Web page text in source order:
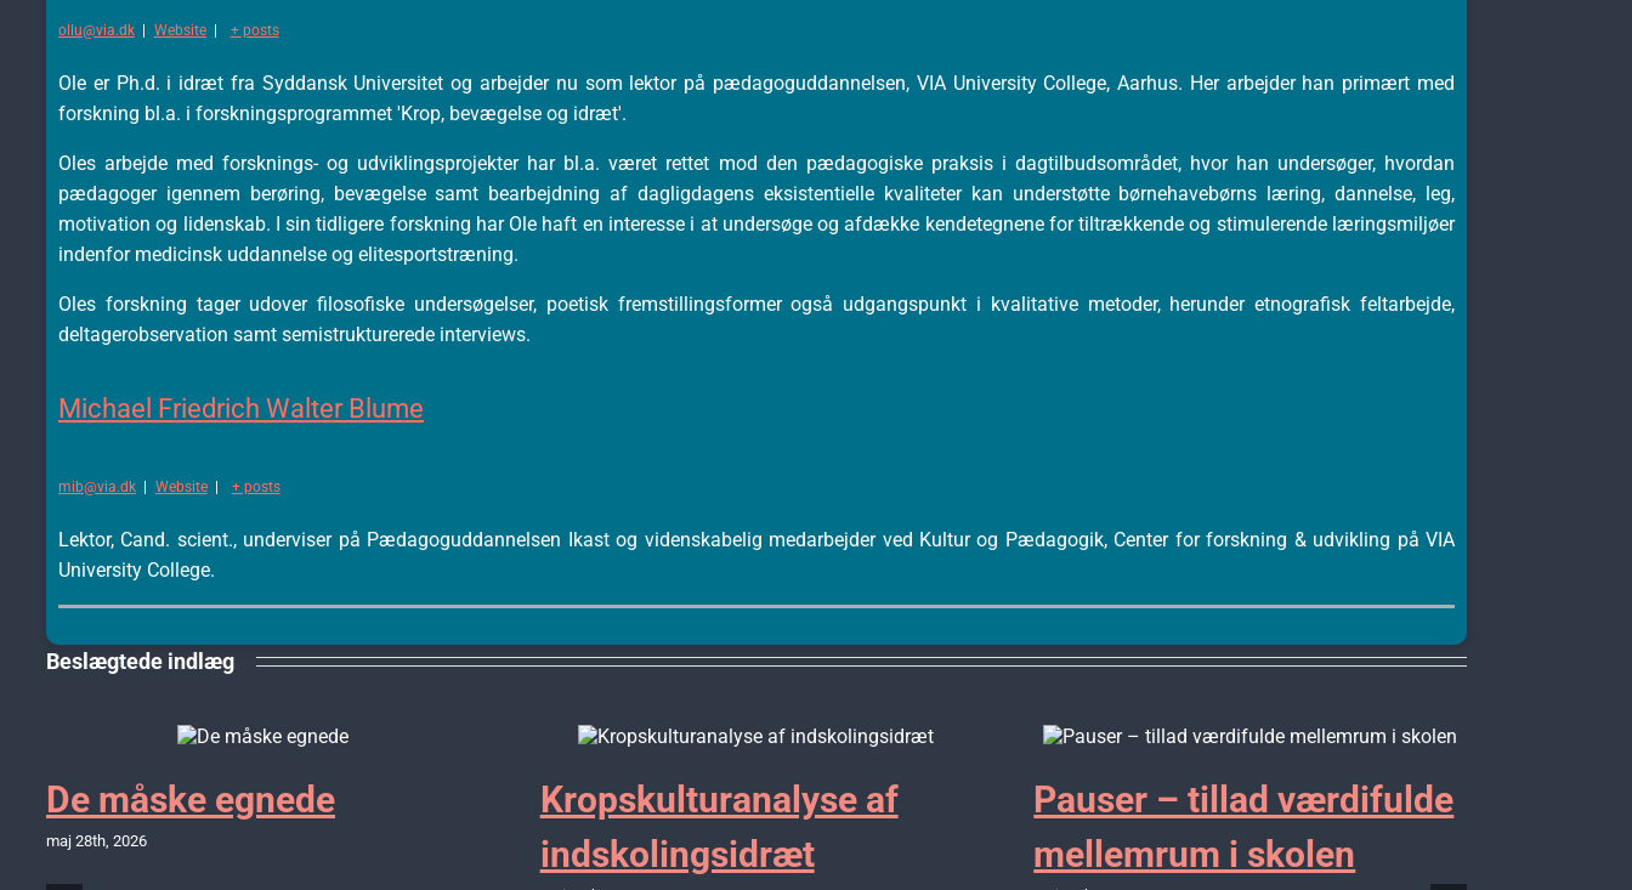
ollu@via.dk Website + posts
Ole er Ph.d. i idræt fra Syddansk Universitet og arbejder nu som lektor på pædagoguddannelsen, VIA University College, Aarhus. Her arbejder han primært med
forskning bl.a. i forskningsprogrammet 'Krop, bevægelse og idræt'.
Oles arbejde med forsknings- og udviklingsprojekter har bl.a. været rettet mod den pædagogiske praksis i dagtilbudsområdet, hvor han undersøger, hvordan
pædagoger igennem berøring, bevægelse samt bearbejdning af dagligdagens eksistentielle kvaliteter kan understøtte børnehavebørns læring, dannelse, leg,
motivation og lidenskab. I sin tidligere forskning har Ole haft en interesse i at undersøge og afdække kendetegnene for tiltrækkende og stimulerende læringsmiljøer
indenfor medicinsk uddannelse og elitesportstræning.
Oles forskning tager udover filosofiske undersøgelser, poetisk fremstillingsformer også udgangspunkt i kvalitative metoder, herunder etnografisk feltarbejde,
deltagerobservation samt semistrukturerede interviews.
Michael Friedrich Walter Blume
mib@via.dk | Website | + posts
Lektor, Cand. scient., underviser på Pædagoguddannelsen Ikast og videnskabelig medarbejder ved Kultur og Pædagogik, Center for forskning & udvikling på VIA
University College.
Beslægtede indlæg
De måske egnede
maj 28th, 2026
Kropskulturanalyse af
indskolingsidræt
Pauser – tillad værdifulde
mellemrum i skolen